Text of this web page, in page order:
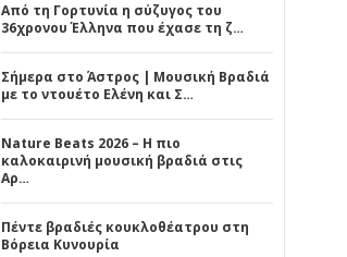
Από τη Γορτυνία η σύζυγος του
36χρονου Έλληνα που έχασε τη ζ…
Σήμερα στο Άστρος | Μουσική Βραδιά
με το ντουέτο Ελένη και Σ…
Nature Beats 2026 – Η πιο
καλοκαιρινή μουσική βραδιά στις
Αρ…
Πέντε βραδιές κουκλοθέατρου στη
Βόρεια Κυνουρία